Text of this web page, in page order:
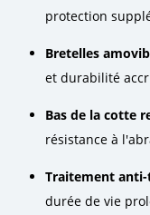
protection
Bretelles
et durabilité
Bas de la cotte
résistance à
Traitement anti-
durée de vie